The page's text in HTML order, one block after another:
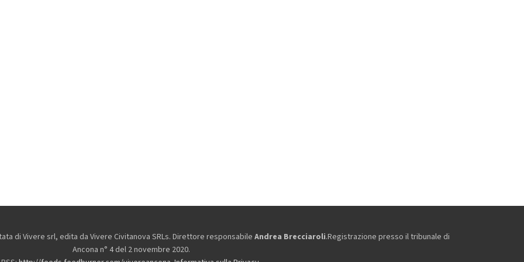
di Vivere srl, edita da Vivere Civitanova SRLs. Direttore responsabile Andrea Brecciaroli.Registrazione presso il tribunale di
Ancona n° 4 del 2 novembre 2020.